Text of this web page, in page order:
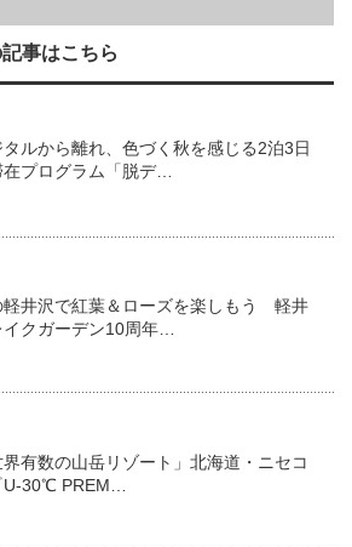
事はこちら
ルから離れ、色づく秋を感じる2泊3日
在プログラム「脱デ…
軽井沢で紅葉＆ローズを楽しもう 軽井
クガーデン10周年…
界有数の山岳リゾート」北海道・ニセコ
U-30℃ PREM…